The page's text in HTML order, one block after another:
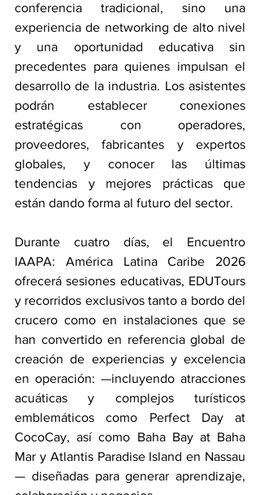
conferencia tradicional, sino una
experiencia de networking de alto nivel
y una oportunidad educativa sin
precedentes para quienes impulsan el
desarrollo de la industria. Los asistentes
podrán establecer conexiones
estratégicas con operadores,
proveedores, fabricantes y expertos
globales, y conocer las últimas
tendencias y mejores prácticas que
están dando forma al futuro del sector.
Durante cuatro días, el Encuentro
IAAPA: América Latina Caribe 2026
ofrecerá sesiones educativas, EDUTours
y recorridos exclusivos tanto a bordo del
crucero como en instalaciones que se
han convertido en referencia global de
creación de experiencias y excelencia
en operación: —incluyendo atracciones
acuáticas y complejos turísticos
emblemáticos como Perfect Day at
CocoCay, así como Baha Bay at Baha
Mar y Atlantis Paradise Island en Nassau
— diseñadas para generar aprendizaje,